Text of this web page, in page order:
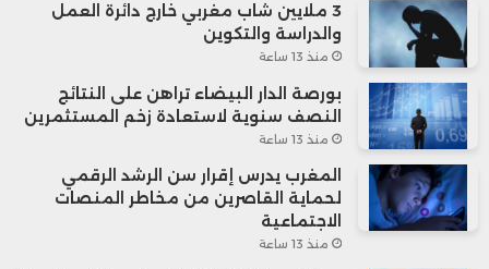
3 ملايين شاب مغربي خارج دائرة العمل
والدراسة والتكوين
منذ 13 ساعة
بورصة الدار البيضاء تراهن على النتائج
النصف سنوية لاستعادة زخم المستثمرين
منذ 13 ساعة
المغرب يدرس إقرار سن الرشد الرقمي
لحماية القاصرين من مخاطر المنصات
الاجتماعية
منذ 13 ساعة